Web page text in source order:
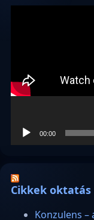
00:00
Cikkek
Konzulens